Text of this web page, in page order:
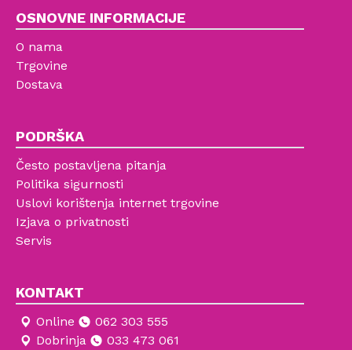
OSNOVNE INFORMACIJE
O nama
Trgovine
Dostava
PODRŠKA
Često postavljena pitanja
Politika sigurnosti
Uslovi korištenja internet trgovine
Izjava o privatnosti
Servis
KONTAKT
Online
062 303 555
Dobrinja
033 473 061